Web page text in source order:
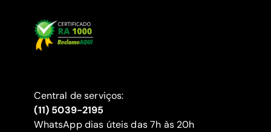
Central de serviços:
(11) 5039-2195
WhatsApp dias úteis das 7h às 20h